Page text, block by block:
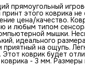
прямоугольный
этого коврика
цена/качество.
и любым типом
мышки.
идеального
приятный на ощупь.
коврик будет
- 3 мм.